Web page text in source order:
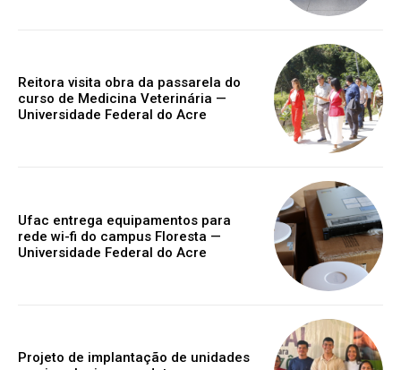
Reitora visita obra da passarela do
curso de Medicina Veterinária —
Universidade Federal do Acre
Ufac entrega equipamentos para
rede wi-fi do campus Floresta —
Universidade Federal do Acre
Projeto de implantação de unidades